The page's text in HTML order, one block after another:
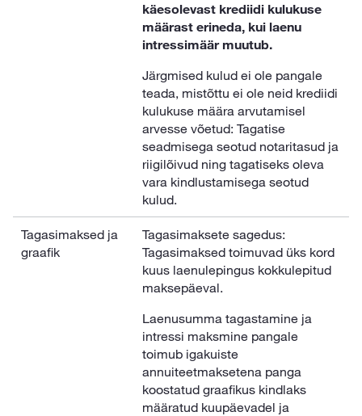
käesolevast krediidi kulukuse
määrast erineda, kui laenu
intressimäär muutub.
Järgmised kulud ei ole pangale
teada, mistõttu ei ole neid krediidi
kulukuse määra arvutamisel
arvesse võetud: Tagatise
seadmisega seotud notaritasud ja
riigilõivud ning tagatiseks oleva
vara kindlustamisega seotud
kulud.
Tagasimaksed ja
graafik
Tagasimaksete sagedus:
Tagasimaksed toimuvad üks kord
kuus laenulepingus kokkulepitud
maksepäeval.
Laenusumma tagastamine ja
intressi maksmine pangale
toimub igakuiste
annuiteetmaksetena panga
koostatud graafikus kindlaks
määratud kuupäevadel ja